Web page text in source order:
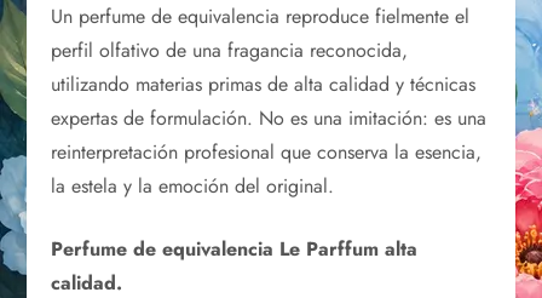
Un perfume de equivalencia reproduce fielmente el
perfil olfativo de una fragancia reconocida,
utilizando materias primas de alta calidad y técnicas
expertas de formulación. No es una imitación: es una
reinterpretación profesional que conserva la esencia,
la estela y la emoción del original.
Perfume de equivalencia Le Parffum alta
calidad.